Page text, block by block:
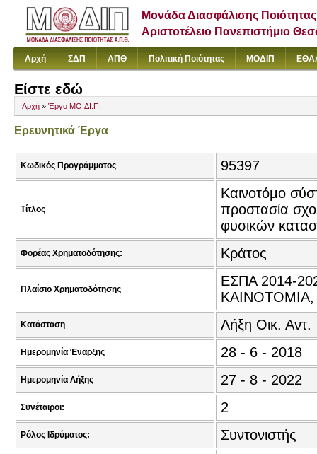
Μονάδα Διασφάλισης Ποιότητας
Αριστοτέλειο Πανεπιστήμιο
Αρχή ΣΔΠ ΑΠΘ Πολιτική Ποιότητας ΜΟΔΙΠ
Είστε εδώ
Αρχή » Έργο ΜΟ.ΔΙ.Π.
Ερευνητικά Έργα
Κωδικός Προγράμματος 95397
Τίτλος
Καινοτόμο
προστασία
φυσικών
Φορέας Χρηματοδότησης: Κράτος
Πλαίσιο Χρηματοδότησης
ΕΣΠΑ 2014-
Κατάσταση Λήξη Οικ. Αντ.
Ημερομηνία Έναρξης 28 - 6 - 2018
Ημερομηνία Λήξης 27 - 8 - 2022
Συνέταιροι: 2
Ρόλος Ιδρύματος: Συντονιστής